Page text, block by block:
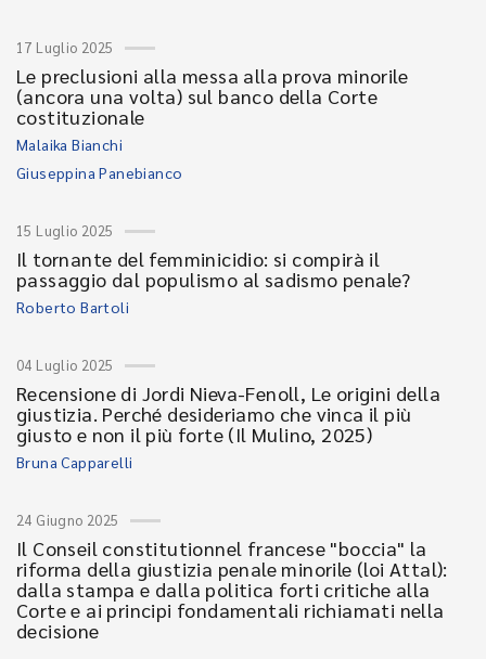
17 Luglio 2025
Le preclusioni alla messa alla prova minorile
(ancora una volta) sul banco della Corte
costituzionale
Malaika Bianchi
Giuseppina Panebianco
15 Luglio 2025
Il tornante del femminicidio: si compirà il
passaggio dal populismo al sadismo penale?
Roberto Bartoli
04 Luglio 2025
Recensione di Jordi Nieva-Fenoll, Le origini della
giustizia. Perché desideriamo che vinca il più
giusto e non il più forte (Il Mulino, 2025)
Bruna Capparelli
24 Giugno 2025
Il Conseil constitutionnel francese "boccia" la
riforma della giustizia penale minorile (loi Attal):
dalla stampa e dalla politica forti critiche alla
Corte e ai principi fondamentali richiamati nella
decisione